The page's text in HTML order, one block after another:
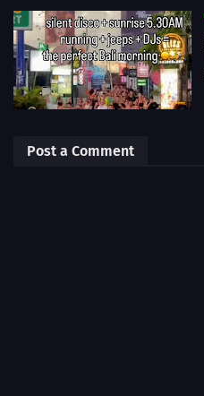
Post a Comment